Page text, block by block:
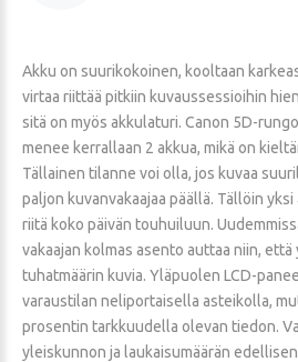
Akku on suurikokoinen, kooltaan
virtaa riittää pitkiin kuvaussessioihin
sitä on myös akkulaturi. Canon 5D-
menee kerrallaan 2 akkua, mikä on
Tällainen tilanne voi olla, jos kuvaa
paljon kuvanvakaajaa päällä. Tällöin
riitä koko päivän touhuiluun.
vakaajan kolmas asento auttaa niin,
tuhatmäärin kuvia. Yläpuolen LCD-
varaustilan neliportaisella asteikolla,
prosentin tarkkuudella olevan tiedon.
yleiskunnon ja laukaisumäärän